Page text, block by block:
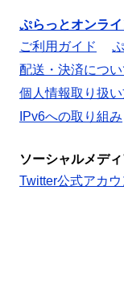
ぷらっとオンラ
ご利用ガイド
配送・決済につい
個人情報取り扱
IPv6への取り組み
ソーシャルメデ
Twitter公式アカウ